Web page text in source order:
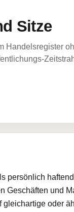
Sitze
Handelsregister
persönlich
Geschäften und
oder